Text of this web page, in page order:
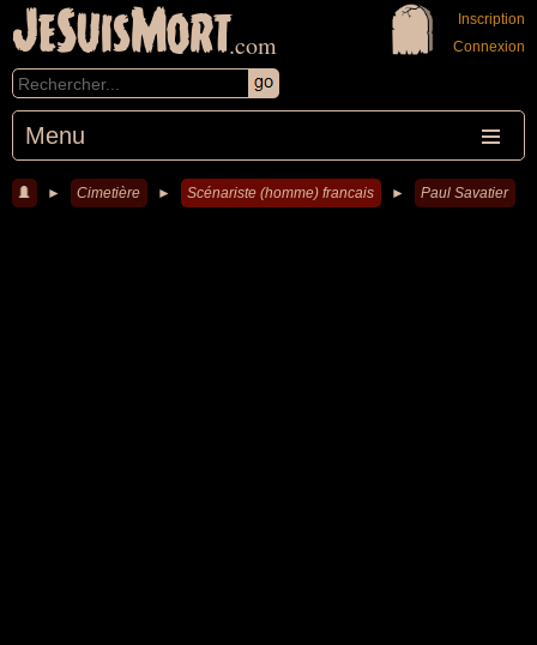
JeSuisMort.com
Menu
Inscription
Connexion
► Cimetière ► Scénariste (homme) francais ► Paul Savatier